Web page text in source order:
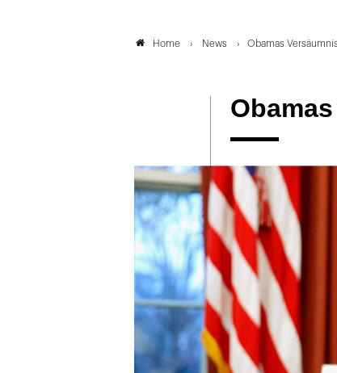
Home News Obamas Versäumnis